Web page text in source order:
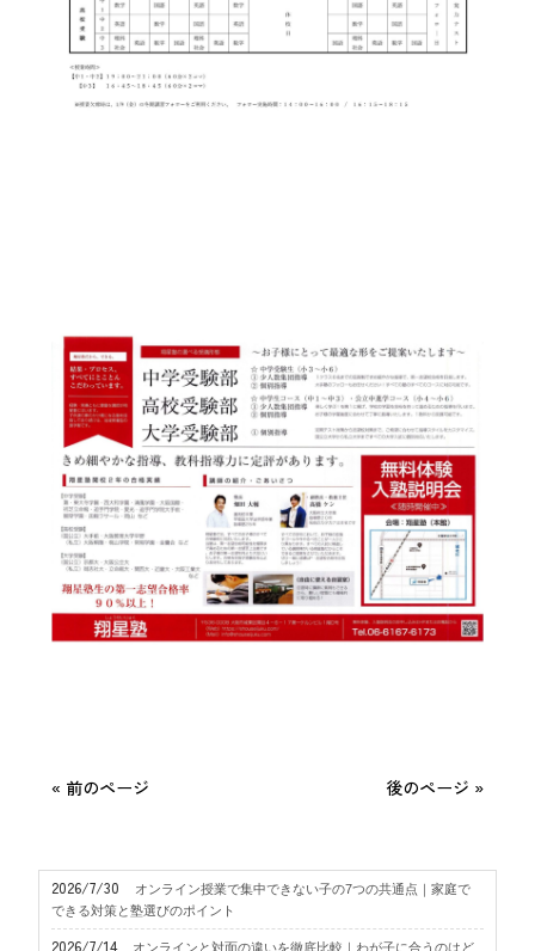
« 前のページ 後のページ »
2026/7/30
オンライン授業で集中できない子の7つの共通点｜家庭で
できる対策と塾選びのポイント
2026/7/14 オンラインと対面の違いを徹底比較｜わが子に合うのはど